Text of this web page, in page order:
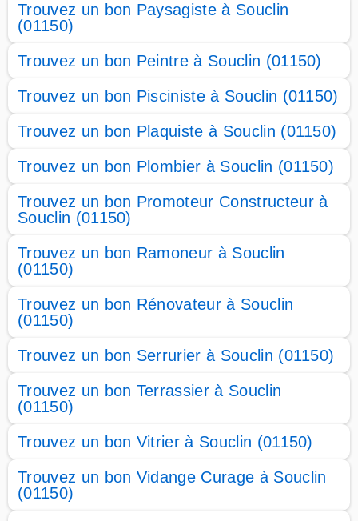
Trouvez un bon Paysagiste à Souclin
(01150)
Trouvez un bon Peintre à Souclin (01150)
Trouvez un bon Pisciniste à Souclin (01150)
Trouvez un bon Plaquiste à Souclin (01150)
Trouvez un bon Plombier à Souclin (01150)
Trouvez un bon Promoteur Constructeur à
Souclin (01150)
Trouvez un bon Ramoneur à Souclin
(01150)
Trouvez un bon Rénovateur à Souclin
(01150)
Trouvez un bon Serrurier à Souclin (01150)
Trouvez un bon Terrassier à Souclin
(01150)
Trouvez un bon Vitrier à Souclin (01150)
Trouvez un bon Vidange Curage à Souclin
(01150)